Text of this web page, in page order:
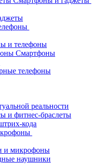
и телефоны
Смартфоны
телефоны
реальности
и фитнес-браслеты
кода
и микрофоны
наушники